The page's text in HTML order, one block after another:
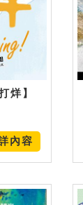
烊】
內容